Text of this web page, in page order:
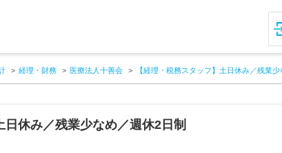
経理・財務 医療法人十善会 【経理・税務スタッフ】土日休み／残業
日休み／残業少なめ／週休2日制